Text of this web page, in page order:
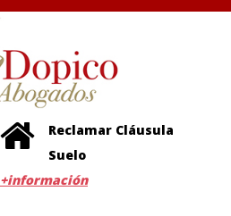
Reclamar Cláusula
Suelo
+información